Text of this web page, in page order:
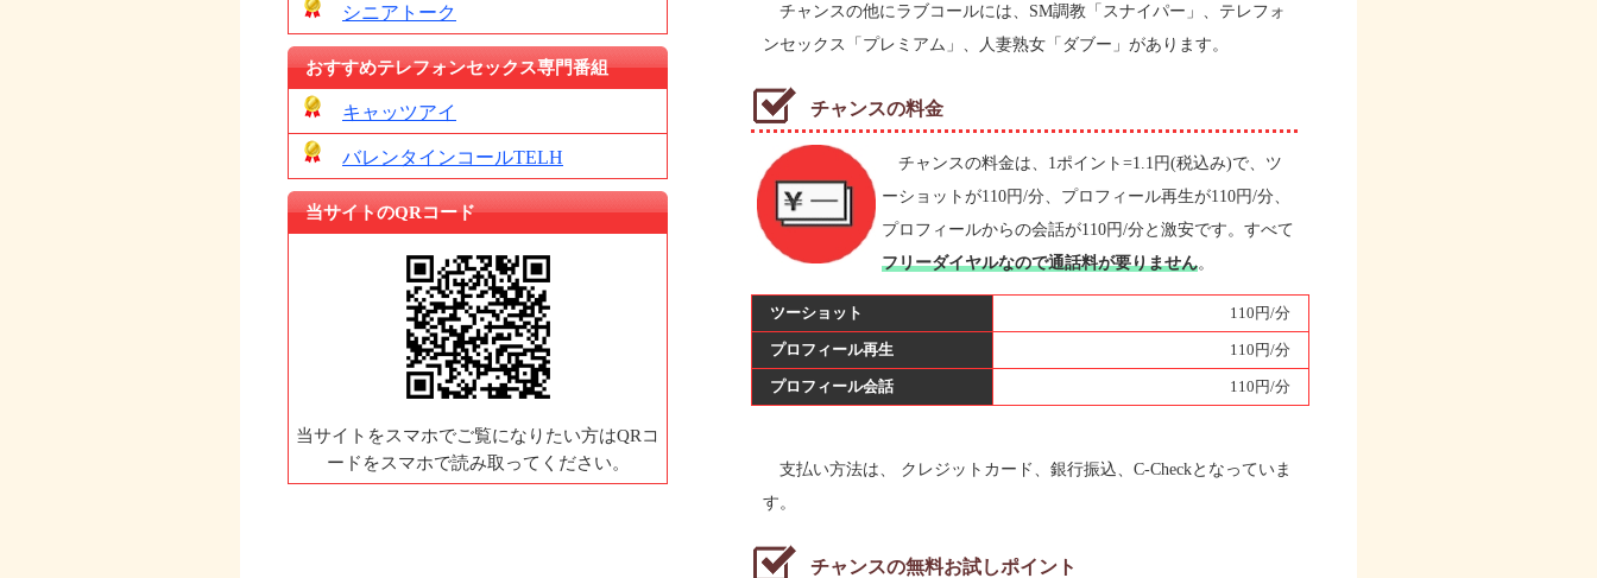
チャンスの他にラブコールには、SM調教「スナイパー」、テレフォ
ンセックス「プレミアム」、人妻熟女「ダブー」があります。
チャンスの料金
チャンスの料金は、1ポイント=1.1円(税込み)で、ツ
ーショットが110円/分、プロフィール再生が110円/分、
プロフィールからの会話が110円/分と激安です。すべて
フリーダイヤルなので通話料が要りません。
ツーショット 110円/分
プロフィール再生 110円/分
プロフィール会話 110円/分
支払い方法は、 クレジットカード、銀行振込、C-Checkとなっていま
す。
チャンスの無料お試しポイント
シニアトーク
おすすめテレフォンセックス専門番組
キャッツアイ
バレンタインコールTELH
当サイトのQRコード
当サイトをスマホでご覧になりたい方はQRコ
ードをスマホで読み取ってください。